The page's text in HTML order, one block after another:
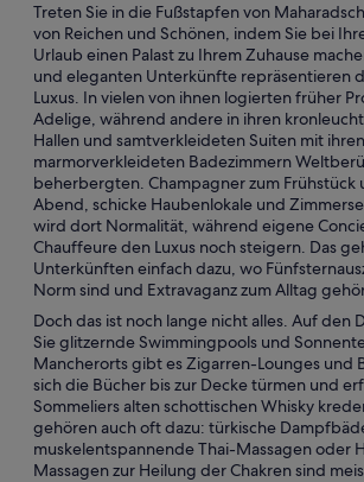
Treten Sie in die Fußstapfen von
von Reichen und Schönen, indem Sie bei
Urlaub einen Palast zu Ihrem Zuhause
und eleganten Unterkünfte repräsentieren
Luxus. In vielen von ihnen logierten früher
Adelige, während andere in ihren
Hallen und samtverkleideten Suiten mit
marmorverkleideten Badezimmern
beherbergten. Champagner zum Frühstück
Abend, schicke Haubenlokale und
wird dort Normalität, während eigene
Chauffeure den Luxus noch steigern. Das
Unterkünften einfach dazu, wo
Norm sind und Extravaganz zum Alltag
Doch das ist noch lange nicht alles. Auf den
Sie glitzernde Swimmingpools und
Mancherorts gibt es Zigarren-Lounges und
sich die Bücher bis zur Decke türmen und
Sommeliers alten schottischen Whisky
gehören auch oft dazu: türkische
muskelentspannende Thai-Massagen oder
Massagen zur Heilung der Chakren sind